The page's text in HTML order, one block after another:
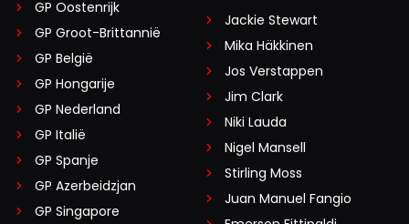
GP Oostenrijk
GP Groot-Brittannië
GP België
GP Hongarije
GP Nederland
GP Italië
GP Spanje
GP Azerbeidzjan
GP Singapore
Jackie Stewart
Mika Häkkinen
Jos Verstappen
Jim Clark
Niki Lauda
Nigel Mansell
Stirling Moss
Juan Manuel Fangio